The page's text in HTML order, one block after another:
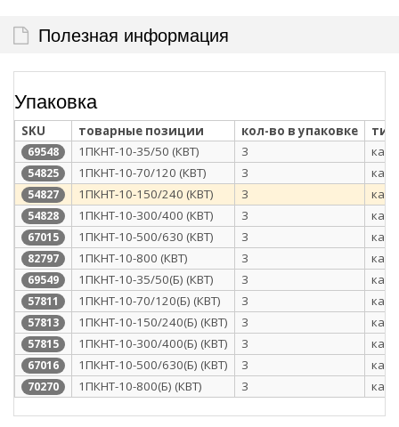
Полезная информация
Упаковка
SKU товарные позиции кол-во в упаковке тип
69548 1ПКНТ-10-35/50 (КВТ) 3
54825 1ПКНТ-10-70/120 (КВТ) 3
54827 1ПКНТ-10-150/240 (КВТ) 3
54828 1ПКНТ-10-300/400 (КВТ) 3
67015 1ПКНТ-10-500/630 (КВТ) 3
82797 1ПКНТ-10-800 (КВТ) 3
69549 1ПКНТ-10-35/50(Б) (КВТ) 3
57811 1ПКНТ-10-70/120(Б) (КВТ) 3
57813 1ПКНТ-10-150/240(Б) (КВТ) 3
57815 1ПКНТ-10-300/400(Б) (КВТ) 3
67016 1ПКНТ-10-500/630(Б) (КВТ) 3
70270 1ПКНТ-10-800(Б) (КВТ) 3